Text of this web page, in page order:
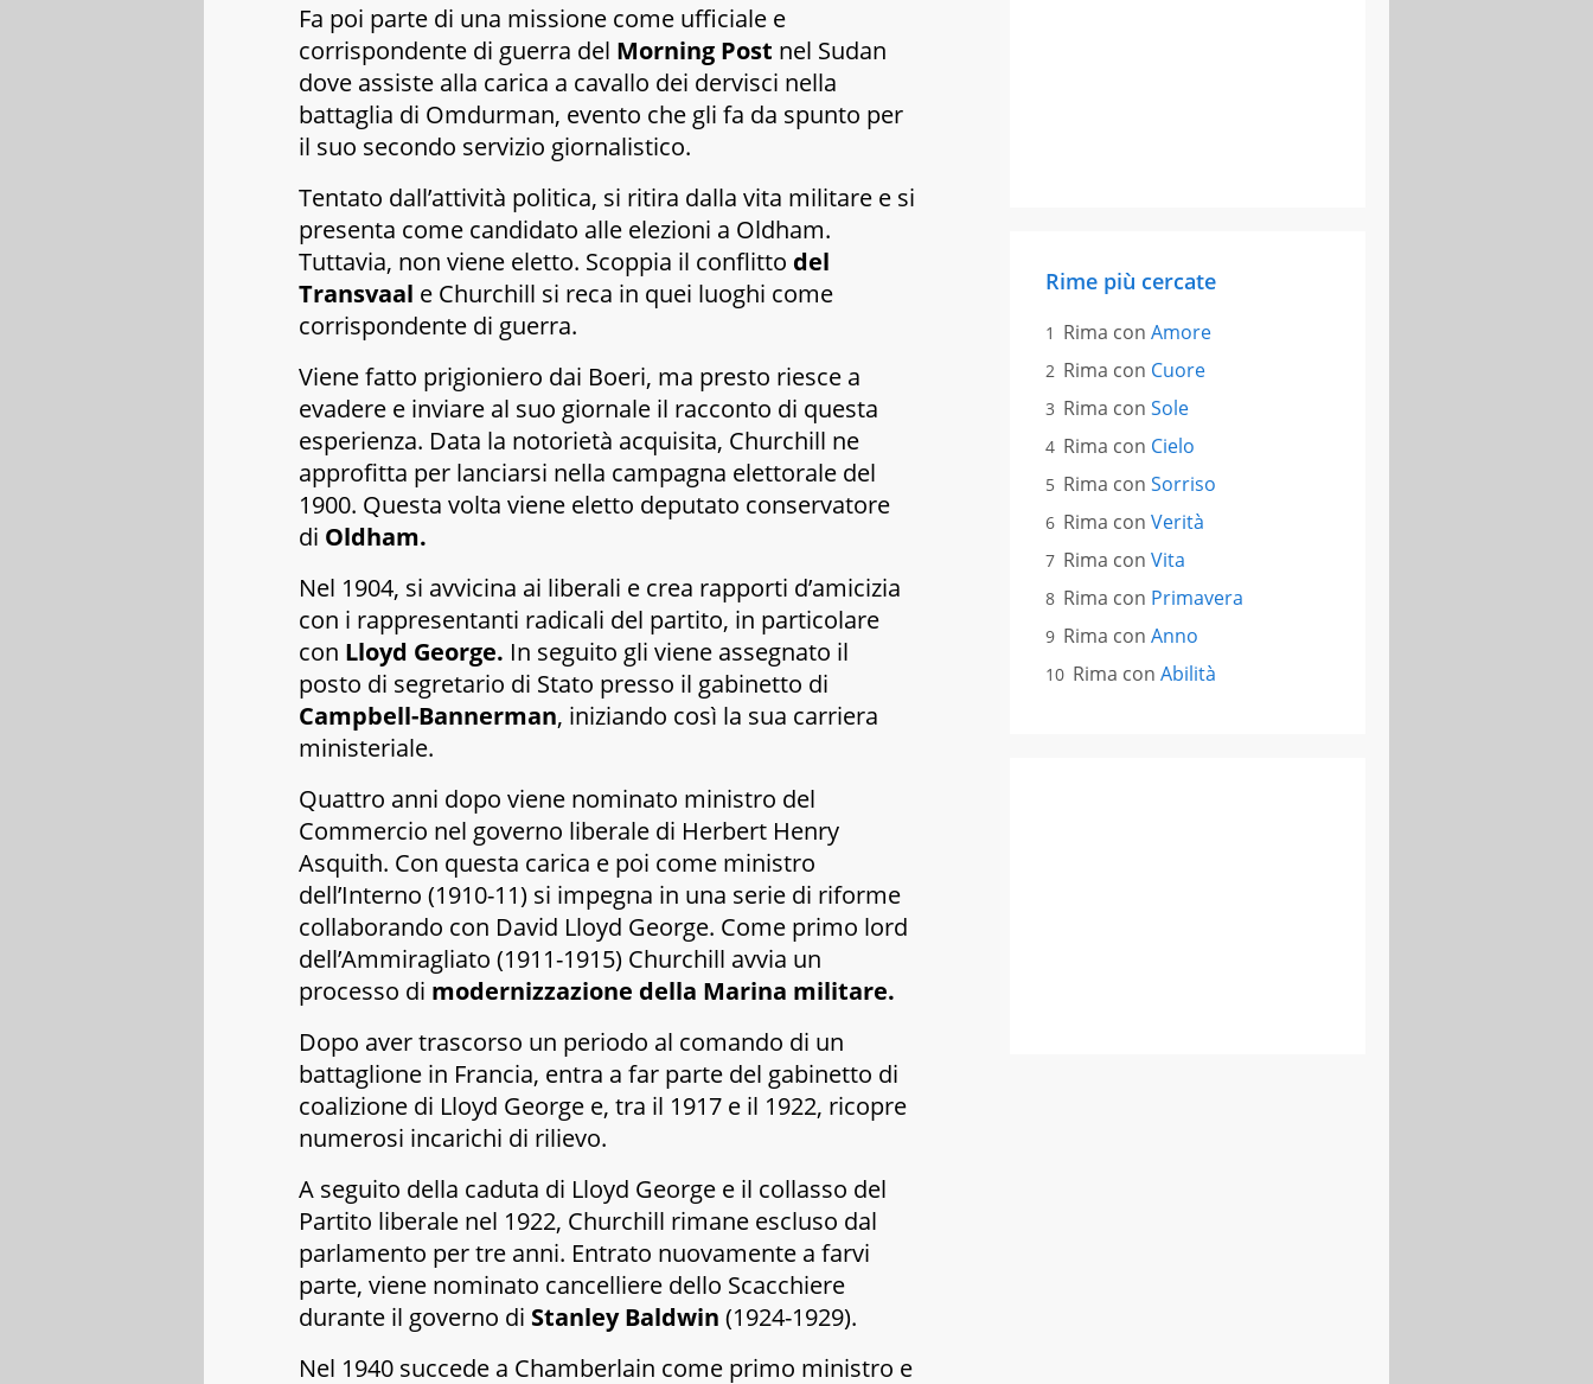
Fa poi parte di una missione come ufficiale e
corrispondente di guerra del Morning Post nel Sudan
dove assiste alla carica a cavallo dei dervisci nella
battaglia di Omdurman, evento che gli fa da spunto per
il suo secondo servizio giornalistico.
Tentato dall’attività politica, si ritira dalla vita militare e si
presenta come candidato alle elezioni a Oldham.
Tuttavia, non viene eletto. Scoppia il conflitto del
Transvaal e Churchill si reca in quei luoghi come
corrispondente di guerra.
Viene fatto prigioniero dai Boeri, ma presto riesce a
evadere e inviare al suo giornale il racconto di questa
esperienza. Data la notorietà acquisita, Churchill ne
approfitta per lanciarsi nella campagna elettorale del
1900. Questa volta viene eletto deputato conservatore
di Oldham.
Nel 1904, si avvicina ai liberali e crea rapporti d’amicizia
con i rappresentanti radicali del partito, in particolare
con Lloyd George. In seguito gli viene assegnato il
posto di segretario di Stato presso il gabinetto di
Campbell-Bannerman, iniziando così la sua carriera
ministeriale.
Quattro anni dopo viene nominato ministro del
Commercio nel governo liberale di Herbert Henry
Asquith. Con questa carica e poi come ministro
dell’Interno (1910-11) si impegna in una serie di riforme
collaborando con David Lloyd George. Come primo lord
dell’Ammiragliato (1911-1915) Churchill avvia un
processo di modernizzazione della Marina militare.
Dopo aver trascorso un periodo al comando di un
battaglione in Francia, entra a far parte del gabinetto di
coalizione di Lloyd George e, tra il 1917 e il 1922, ricopre
numerosi incarichi di rilievo.
A seguito della caduta di Lloyd George e il collasso del
Partito liberale nel 1922, Churchill rimane escluso dal
parlamento per tre anni. Entrato nuovamente a farvi
parte, viene nominato cancelliere dello Scacchiere
durante il governo di Stanley Baldwin (1924-1929).
Nel 1940 succede a Chamberlain come primo ministro e
Rime più cercate
Rima con Amore
Rima con Cuore
Rima con Sole
Rima con Cielo
Rima con Sorriso
Rima con Verità
Rima con Vita
Rima con Primavera
Rima con Anno
Rima con Abilità